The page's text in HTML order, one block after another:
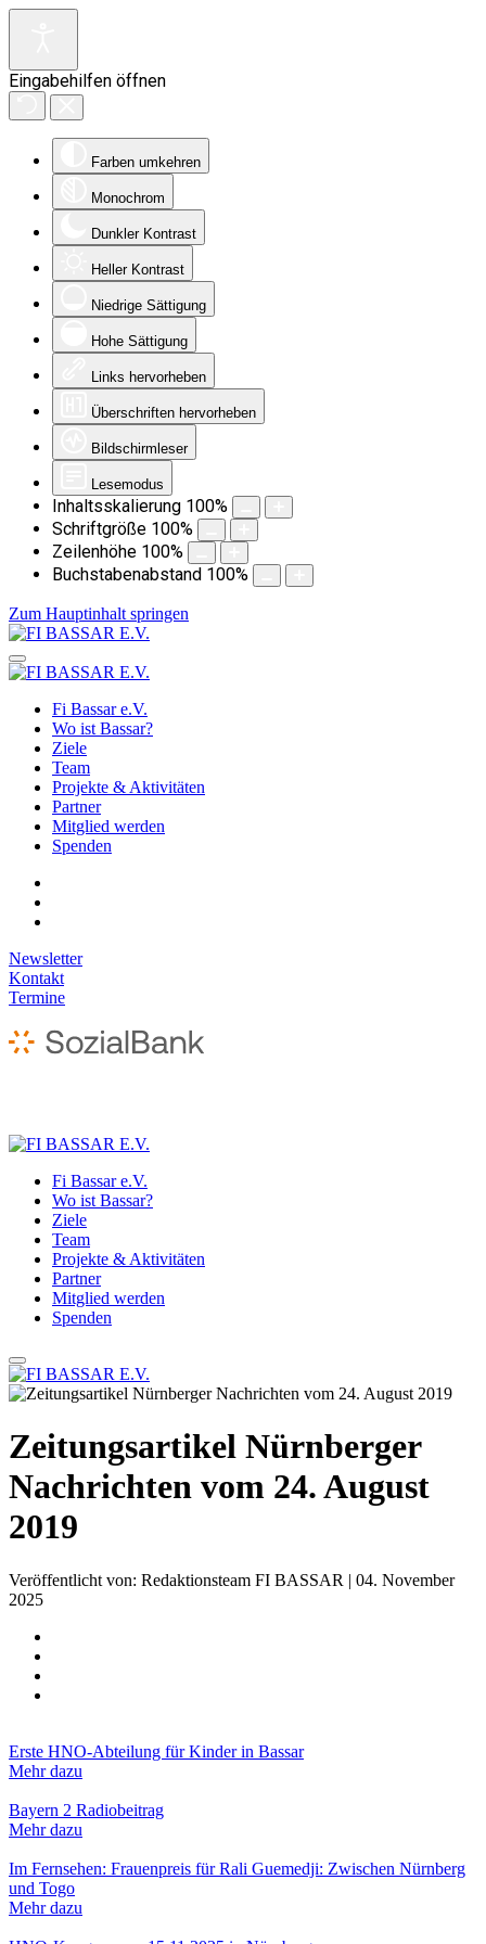
Eingabehilfen öffnen
Farben umkehren
Monochrom
Dunkler Kontrast
Heller Kontrast
Niedrige Sättigung
Hohe Sättigung
Links hervorheben
Überschriften hervorheben
Bildschirmleser
Lesemodus
Inhaltsskalierung 100%
Schriftgröße 100%
Zeilenhöhe 100%
Buchstabenabstand 100%
Zum Hauptinhalt springen
Fi Bassar e.V.
Wo ist Bassar?
Ziele
Team
Projekte & Aktivitäten
Partner
Mitglied werden
Spenden
Newsletter
Kontakt
Termine
Fi Bassar e.V.
Wo ist Bassar?
Ziele
Team
Projekte & Aktivitäten
Partner
Mitglied werden
Spenden
Zeitungsartikel Nürnberger
Nachrichten vom 24. August
2019
Veröffentlicht von: Redaktionsteam FI BASSAR | 04. November
2025
Erste HNO-Abteilung für Kinder in Bassar
Mehr dazu
Bayern 2 Radiobeitrag
Mehr dazu
Im Fernsehen: Frauenpreis für Rali Guemedji: Zwischen Nürnberg
und Togo
Mehr dazu